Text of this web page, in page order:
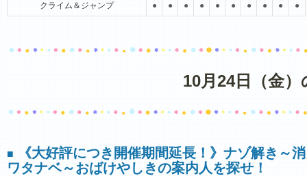
クライム＆ジャンプ ● ● ● ● ● ● ● ● ● ●
10月24日（金
■
《大好評につき開催期間延長！》ナゾ解き～
ワタナベ～おばけやしきの案内人を探せ！